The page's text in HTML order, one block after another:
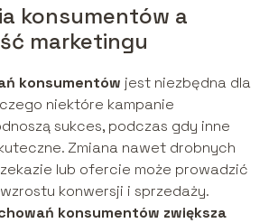
konsumentów a
marketingu
konsumentów jest niezbędna dla
niektóre kampanie
sukces, podczas gdy inne
Zmiana nawet drobnych
lub ofercie może prowadzić
konwersji i sprzedaży.
konsumentów zwiększa